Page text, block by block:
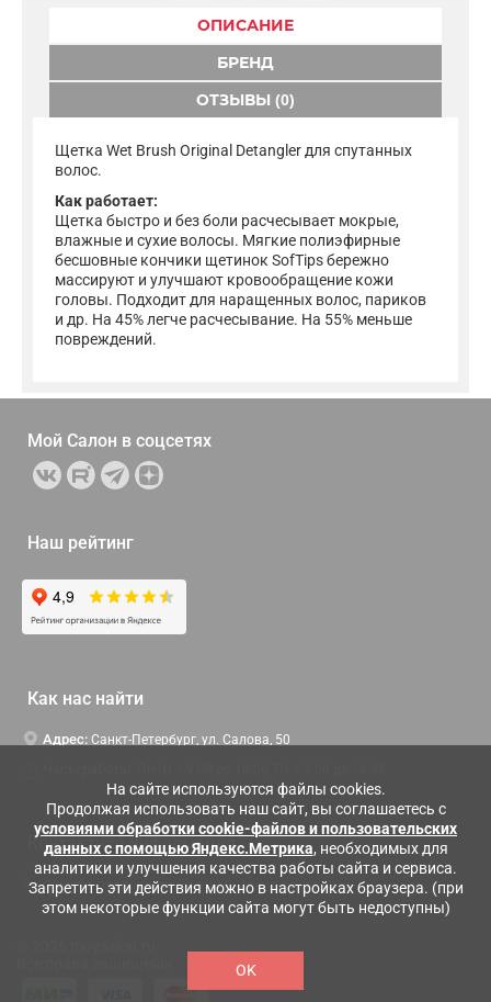
На сайте используются файлы cookies.
Продолжая использовать наш сайт, вы соглашаетесь с
условиями обработки cookie-файлов и пользовательских
данных с помощью Яндекс.Метрика, необходимых для
аналитики и улучшения качества работы сайта и сервиса.
Запретить эти действия можно в настройках браузера. (при
этом некоторые функции сайта могут быть недоступны)
OK
ОПИСАНИЕ
БРЕНД
ОТЗЫВЫ (0)
Щетка Wet Brush Original Detangler для спутанных
волос.
Как работает:
Щетка быстро и без боли расчесывает мокрые,
влажные и сухие волосы. Мягкие полиэфирные
бесшовные кончики щетинок SofTips бережно
массируют и улучшают кровообращение кожи
головы. Подходит для наращенных волос, париков
и др. На 45% легче расчесывание. На 55% меньше
повреждений.
Мой Салон в соцсетях
Наш рейтинг
Как нас найти
Адрес: Санкт-Петербург, ул. Салова, 50
Контактная информация
Служба поддержки: Заказать обратный звонок